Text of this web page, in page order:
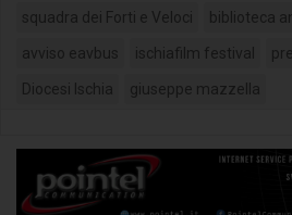
squadra dei Forti e Veloci biblioteca
avviso eavbus ischiafilm festival
Diocesi Ischia giuseppe mazzella